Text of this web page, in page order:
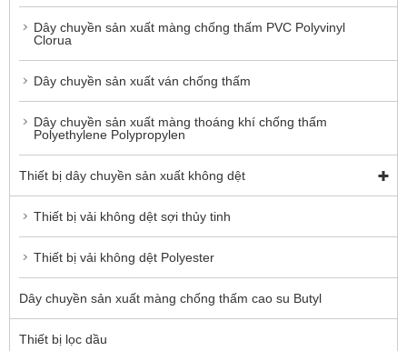
Dây chuyền sản xuất màng chống thấm PVC Polyvinyl
Clorua
Dây chuyền sản xuất ván chống thấm
Dây chuyền sản xuất màng thoáng khí chống thấm
Polyethylene Polypropylen
Thiết bị dây chuyền sản xuất không dệt
Thiết bị vải không dệt sợi thủy tinh
Thiết bị vải không dệt Polyester
Dây chuyền sản xuất màng chống thấm cao su Butyl
Thiết bị lọc dầu